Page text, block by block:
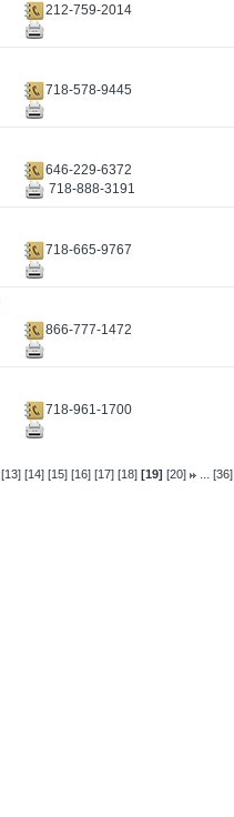
212-759-2014
718-578-9445
646-229-6372
718-888-3191
718-665-9767
866-777-1472
718-961-1700
[13] [14] [15] [16] [17] [18] [19] [20] ... [36]